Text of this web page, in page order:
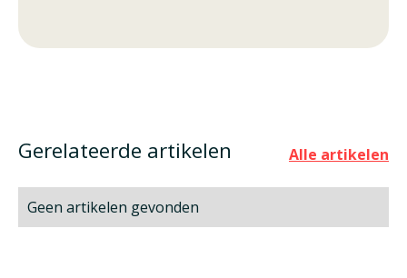
Gerelateerde artikelen Alle artikelen
Geen artikelen gevonden